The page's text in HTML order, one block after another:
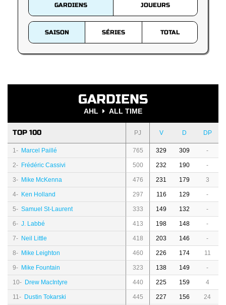
GARDIENS JOUEURS
SAISON SÉRIES TOTAL
GARDIENS
AHL ALL TIME
TOP 100 PJ V D DP
1- Marcel Paillé 765 329 309 -
2- Frédéric Cassivi 500 232 190 -
3- Mike McKenna 476 231 179 3
4- Ken Holland 297 116 129 -
5- Samuel St-Laurent 333 149 132 -
6- J. Labbé 413 198 148 -
7- Neil Little 418 203 146 -
8- Mike Leighton 460 226 174 11
9- Mike Fountain 323 138 149 -
10- Drew MacIntyre 440 225 159 4
11- Dustin Tokarski 445 227 156 24